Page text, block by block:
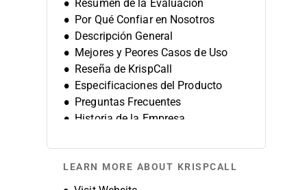
Resumen de la Evaluación
Por Qué Confiar en Nosotros
Descripción General
Mejores y Peores Casos de Uso
Reseña de KrispCall
Especificaciones del Producto
Preguntas Frecuentes
Historia de la Empresa
LEARN MORE ABOUT KRISPCALL